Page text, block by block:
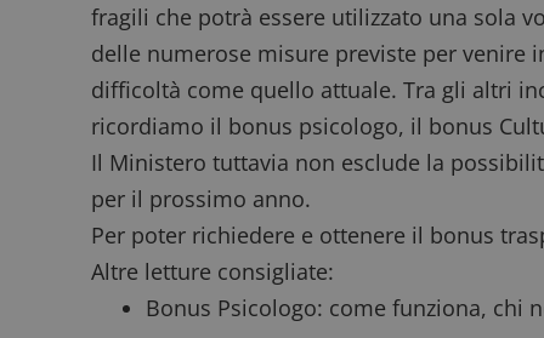
fragili che potrà essere utilizzato una sola
delle numerose misure previste per
difficoltà come quello attuale. Tra gli altri
ricordiamo il bonus psicologo, il bonus
Il Ministero tuttavia non esclude la
per il prossimo anno.
Per poter richiedere e ottenere il bonus
Altre letture consigliate:
Bonus Psicologo: come funziona, chi
Nome
_pk_id.1.938b
_pk_ses.1.938b
Nome